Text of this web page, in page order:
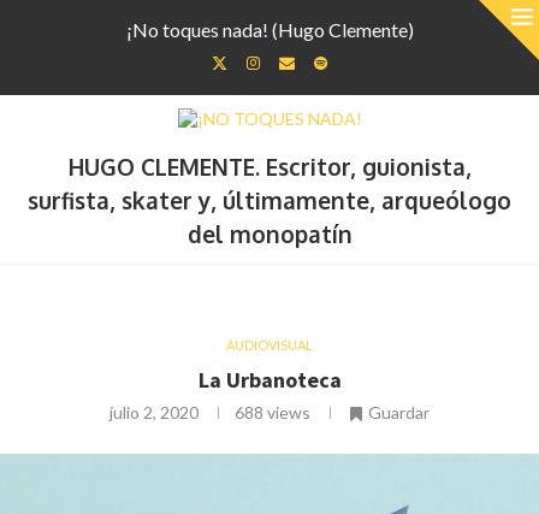
¡No toques nada! (Hugo Clemente)
HUGO CLEMENTE. Escritor, guionista,
surfista, skater y, últimamente, arqueólogo
del monopatín
AUDIOVISUAL
La Urbanoteca
julio 2, 2020 688 views Guardar